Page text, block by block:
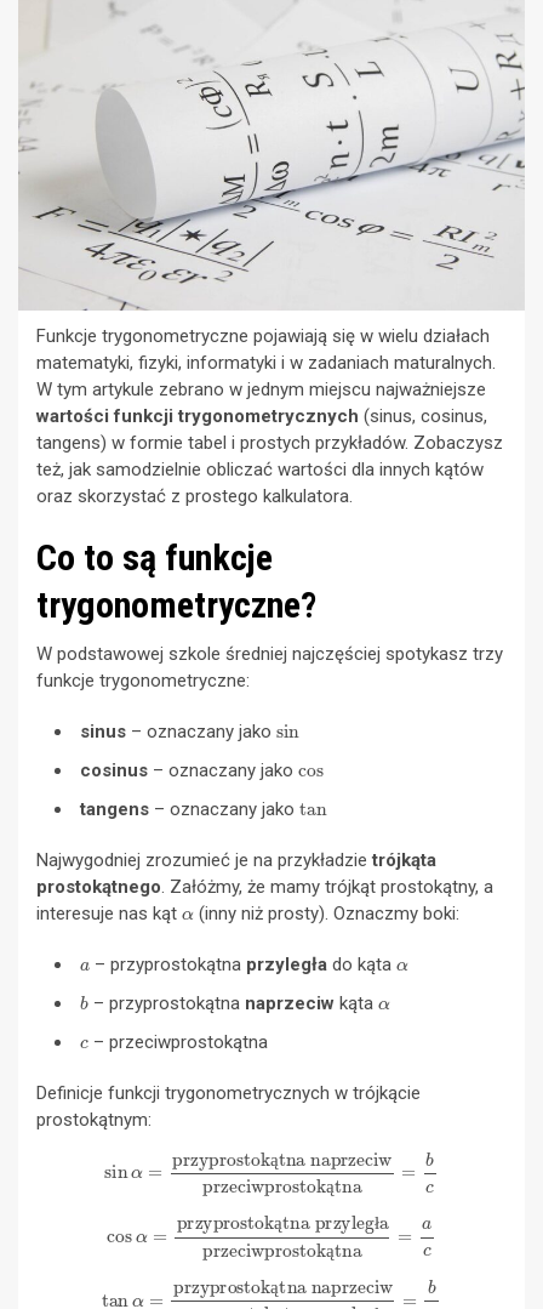
Funkcje trygonometryczne pojawiają się w wielu działach
matematyki, fizyki, informatyki i w zadaniach maturalnych.
W tym artykule zebrano w jednym miejscu najważniejsze
wartości funkcji trygonometrycznych (sinus, cosinus,
tangens) w formie tabel i prostych przykładów. Zobaczysz
też, jak samodzielnie obliczać wartości dla innych kątów
oraz skorzystać z prostego kalkulatora.
Co to są funkcje
trygonometryczne?
W podstawowej szkole średniej najczęściej spotykasz trzy
funkcje trygonometryczne:
sinus – oznaczany jako sin
cosinus – oznaczany jako
tangens – oznaczany jako tan
Najwygodniej zrozumieć je na przykładzietrójkąta
prostokątnego. Załóżmy, że mamy trójkąt prostokątny, a
interesuje nas kąt
(inny niż prosty). Oznaczmy boki:
– przyprostokątna przyległa do kąta
b– przyprostokątna naprzeciwkąta
– przeciwprostokątna
Definicje funkcji trygonometrycznych w trójkącie
prostokątnym:
przyprostokątna naprzeciw przeciwprostokątna
ą ł
ą
przyprostokątna przyległa przeciwprostokątna
przyprostokątna naprzeciw
przyprostokątna przyległa= ba